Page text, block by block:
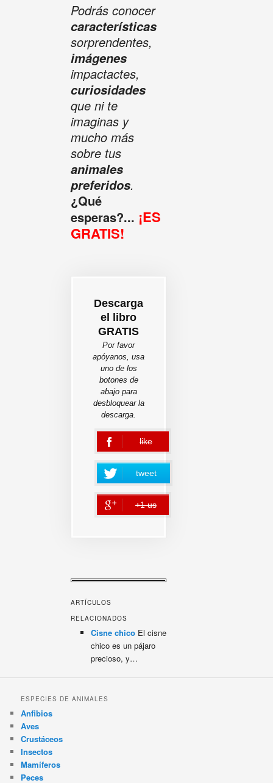
Podrás conocer
características
sorprendentes,
imágenes
impactactes,
curiosidades
que ni te
imaginas y
mucho más
sobre tus
animales
preferidos.
¿Qué
esperas?... ¡ES
GRATIS!
Descarga
el libro
GRATIS
Por favor
apóyanos, usa
uno de los
botones de
abajo para
desbloquear la
descarga.
like
error
tweet
+1 us
error
ARTÍCULOS
RELACIONADOS
Cisne chicoEl cisne
chico es un pájaro
precioso, y…
ESPECIES DE ANIMALES
Anfibios
Aves
Crustáceos
Insectos
Mamíferos
Peces